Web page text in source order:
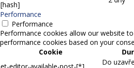
[hash]
Performance
Performance
Performance cookies allow our website
performance cookies based on your
Cookie
Do